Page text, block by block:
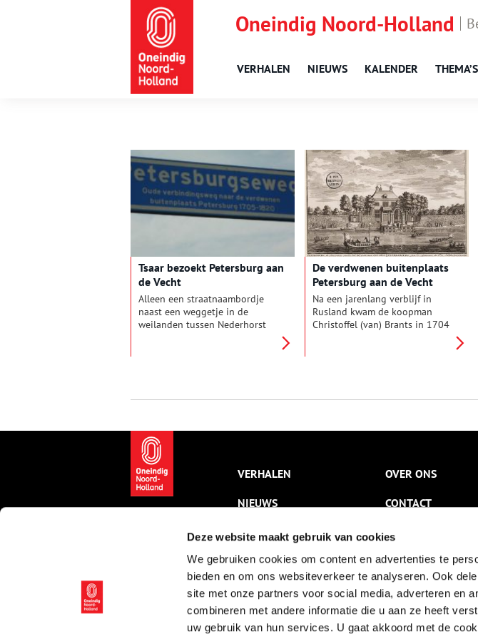
Deze website maakt gebruik van cookies
We gebruiken cookies om content en advertenties te
bieden en om ons websiteverkeer te analyseren. Ook
site met onze partners voor social media, adverteren en
combineren met andere informatie die u aan ze heeft
uw gebruik van hun services. U gaat akkoord met de
Oneindig Noord-Holland
VERHALEN NIEUWS KALENDER THEMA’S
Tsaar bezoekt Petersburg aan
de Vecht
Alleen een straatnaambordje
naast een weggetje in de
weilanden tussen Nederhorst
Vecht, zodat je er van
heeft op het naar hem
genoemde buiten gelogeerd.
De verdwenen buitenplaats
Petersburg aan de Vecht
Na een jarenlang verblijf in
Rusland kwam de koopman
Christoffel (van) Brants in 1704
voor de aanleg van een
VERHALEN
NIEUWS
KALENDER
THEMA’S
ACTIVITEITEN
VIDEO’S
OVER ONS
CONTACT
NIEUWSBRIEF
DISCLAIMER
PRIVACY